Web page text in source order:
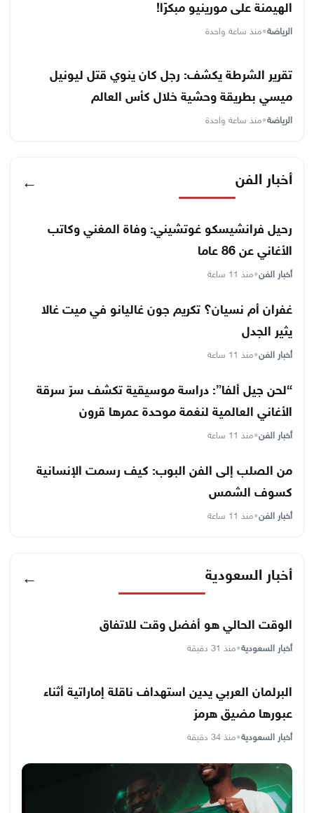
الهيمنة على مورينيو مبكرًا!
الرياضة•منذ ساعة واحدة
تقرير الشرطة يكشف: رجل كان ينوي قتل ليونيل
ميسي بطريقة وحشية خلال كأس العالم
الرياضة•منذ ساعة واحدة
أخبار الفن ←
رحيل فرانشيسكو غوتشيني: وفاة المغني وكاتب
الأغاني عن 86 عاما
أخبار الفن•منذ 11 ساعة
غفران أم نسيان؟ تكريم جون غاليانو في ميت غالا
يثير الجدل
أخبار الفن•منذ 11 ساعة
“لحن جيل ألفا”: دراسة موسيقية تكشف سرّ سرقة
الأغاني العالمية لنغمة موحدة عمرها قرون
أخبار الفن•منذ 11 ساعة
من الصلب إلى الفن البوب: كيف رسمت الإنسانية
كسوف الشمس
أخبار الفن•منذ 11 ساعة
أخبار السعودية ←
الوقت الحالي هو أفضل وقت للاتفاق
أخبار السعودية•منذ 31 دقيقة
البرلمان العربي يدين استهداف ناقلة إماراتية أثناء
عبورها مضيق هرمز
أخبار السعودية•منذ 34 دقيقة